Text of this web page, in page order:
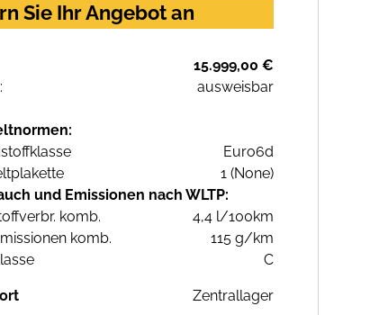
Sie Ihr Angebot an
15.999,00 €
ausweisbar
Euro6d
1 (None)
und Emissionen nach WLTP:
komb.
4,4 l/100km
komb.
115 g/km
C
Zentrallager